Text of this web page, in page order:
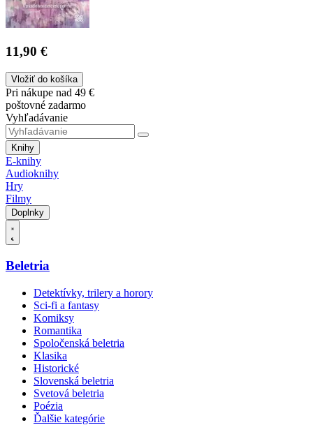
11,90 €
Vložiť do košíka
Pri nákupe nad 49 €
poštovné zadarmo
Vyhľadávanie
Knihy
E-knihy
Audioknihy
Hry
Filmy
Doplnky
Beletria
Detektívky, trilery a horory
Sci-fi a fantasy
Komiksy
Romantika
Spoločenská beletria
Klasika
Historické
Slovenská beletria
Svetová beletria
Poézia
Ďalšie kategórie